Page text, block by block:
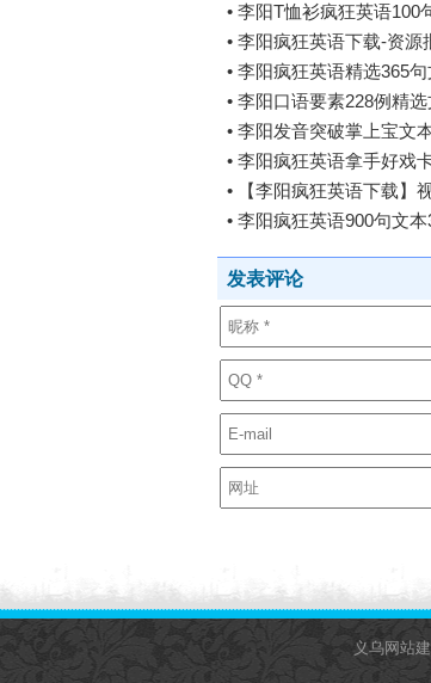
• 李阳T恤衫疯狂英语100
• 李阳疯狂英语下载-资源
• 李阳疯狂英语精选365
• 李阳口语要素228例精选
• 李阳发音突破掌上宝文
• 李阳疯狂英语拿手好戏
•
【李阳疯狂英语下载】
• 李阳疯狂英语900句文本
发表评论
义乌网站